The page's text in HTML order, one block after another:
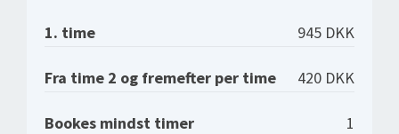
1. time 945 DKK
Fra time 2 og fremefter per time 420 DKK
Bookes mindst timer 1